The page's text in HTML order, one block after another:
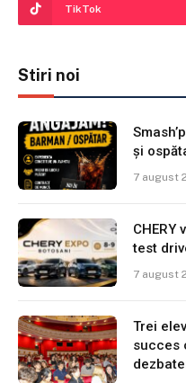
TikTok
Stiri noi
și
7 august
CHERY
test
7 august
Trei
succes